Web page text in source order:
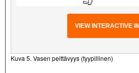
VIEW INTERACTIVE
Kuva 5. Vasen peittävyys (tyypillinen)